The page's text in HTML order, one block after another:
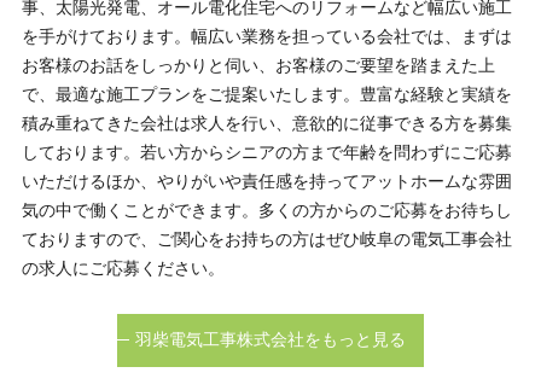
事、太陽光発電、オール電化住宅へのリフォームなど幅広い施工
を手がけております。幅広い業務を担っている会社では、まずは
お客様のお話をしっかりと伺い、お客様のご要望を踏まえた上
で、最適な施工プランをご提案いたします。豊富な経験と実績を
積み重ねてきた会社は求人を行い、意欲的に従事できる方を募集
しております。若い方からシニアの方まで年齢を問わずにご応募
いただけるほか、やりがいや責任感を持ってアットホームな雰囲
気の中で働くことができます。多くの方からのご応募をお待ちし
ておりますので、ご関心をお持ちの方はぜひ岐阜の電気工事会社
の求人にご応募ください。
羽柴電気工事株式会社をもっと見る